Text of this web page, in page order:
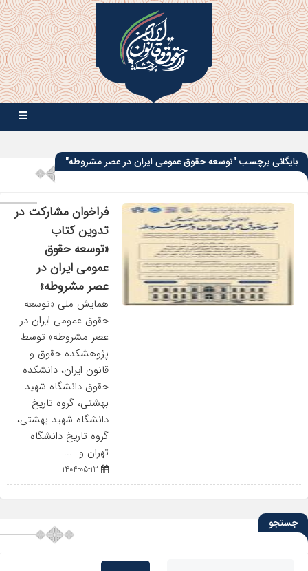
بایگانی برچسب "توسعه حقوق عمومی ایران در عصر مشروطه"
فراخوان مشارکت در
تدوین کتاب
«توسعه حقوق
عمومی ایران در
عصر مشروطه»
همایش ملی «توسعه
حقوق عمومی ایران در
عصر مشروطه» توسط
پژوهشکده حقوق و
قانون ایران، دانشکده
حقوق دانشگاه شهید
بهشتی، گروه تاریخ
دانشگاه شهید بهشتی،
گروه تاریخ دانشگاه
تهران و…...
جستجو